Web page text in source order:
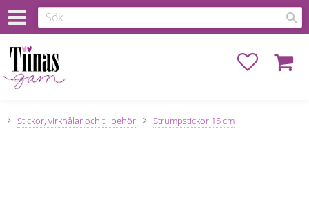
Favoriter
Stickor, virknålar och tillbehör Strumpstickor 15 cm